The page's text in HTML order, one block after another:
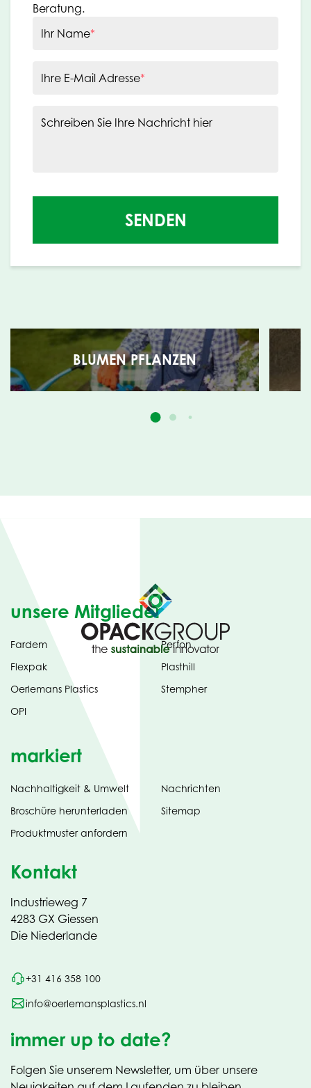
Beratung.
Ihr Name*
Ihre E-Mail Adresse*
Schreiben Sie Ihre Nachricht hier
SENDEN
BLUMEN PFLANZEN
unsere Mitglieder
Fardem
Flexpak
Oerlemans Plastics
OPI
Perfon
Plasthill
Stempher
markiert
Nachhaltigkeit & Umwelt
Broschüre herunterladen(opens
in
new
Produktmuster anfordern
Nachrichten
Sitemap
Kontakt
Industrieweg 7
4283 GX Giessen
Die Niederlande
+31 416 358 100
info@oerlemansplastics.nl
immer up to date?
Folgen Sie unserem Newsletter, um über unsere